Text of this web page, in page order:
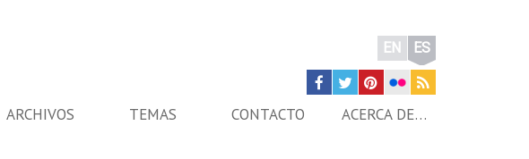
EN ES
ARCHIVOS TEMAS CONTACTO ACERCA DE…